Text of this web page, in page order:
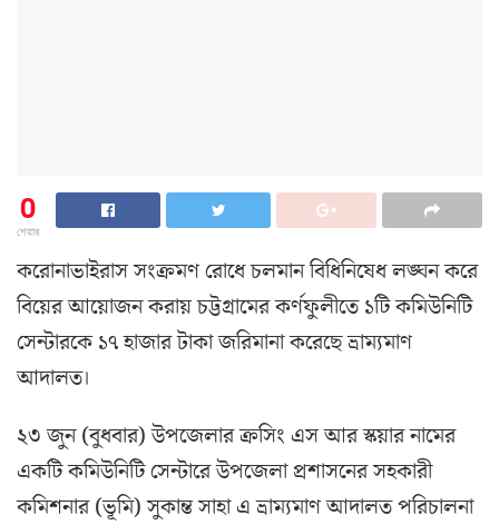
0
শেয়ার
করোনাভাইরাস সংক্রমণ রোধে চলমান বিধিনিষেধ লঙ্ঘন করে
বিয়ের আয়োজন করায় চট্টগ্রামের কর্ণফুলীতে ১টি কমিউনিটি
সেন্টারকে ১৭ হাজার টাকা জরিমানা করেছে ভ্রাম্যমাণ
আদালত।
২৩ জুন (বুধবার) উপজেলার ক্রসিং এস আর স্কয়ার নামের
একটি কমিউনিটি সেন্টারে উপজেলা প্রশাসনের সহকারী
কমিশনার (ভূমি) সুকান্ত সাহা এ ভ্রাম্যমাণ আদালত পরিচালনা